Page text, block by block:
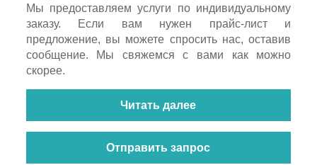
Мы предоставляем услуги по индивидуальному
заказу. Если вам нужен прайс-лист и
предложение, вы можете спросить нас, оставив
сообщение. Мы свяжемся с вами как можно
скорее.
Читать далее
Отправить запрос